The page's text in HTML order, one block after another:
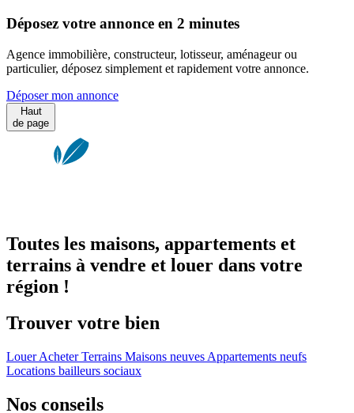
Déposez votre annonce en 2 minutes
Agence immobilière, constructeur, lotisseur, aménageur ou
particulier, déposez simplement et rapidement votre annonce.
Déposer mon annonce
Haut
de page
Toutes les maisons, appartements et
terrains à vendre et louer dans votre
région !
Trouver votre bien
LouerAcheterTerrains Maisons neuves Appartements neufs
Locations bailleurs sociaux
Nos conseils